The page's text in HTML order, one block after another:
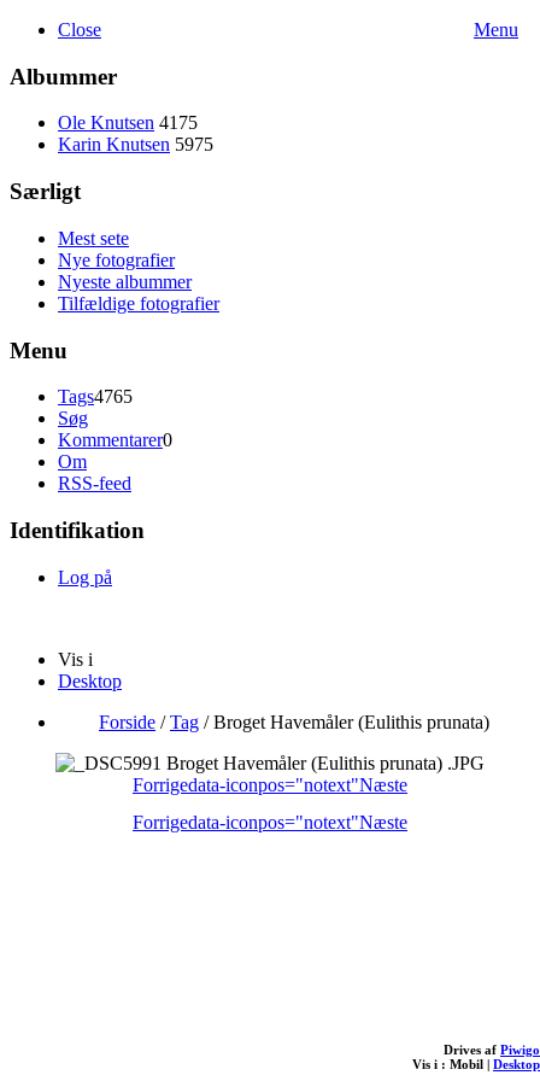
Menu
Close
Albummer
Ole Knutsen 4175
Karin Knutsen 5975
Særligt
Mest sete
Nye fotografier
Nyeste albummer
Tilfældige fotografier
Menu
Tags4765
Søg
Kommentarer0
Om
RSS-feed
Identifikation
Log på
Vis i
Desktop
Forside /Tag /Broget Havemåler (Eulithis prunata)
Forrigedata-iconpos="notext"Næste
Forrigedata-iconpos="notext"Næste
Drives af Piwigo
Vis i : Mobil | Desktop